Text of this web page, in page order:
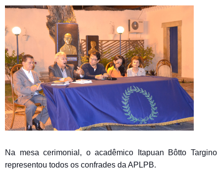
Na mesa cerimonial, o acadêmico Itapuan Bôtto Targino
representou todos os confrades da APLPB.